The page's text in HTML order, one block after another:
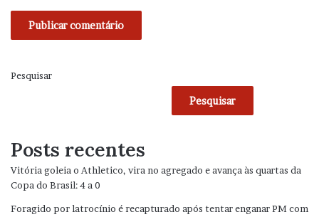
Pesquisar
Pesquisar
Posts recentes
Vitória goleia o Athletico, vira no agregado e avança às quartas da
Copa do Brasil: 4 a 0
Foragido por latrocínio é recapturado após tentar enganar PM com